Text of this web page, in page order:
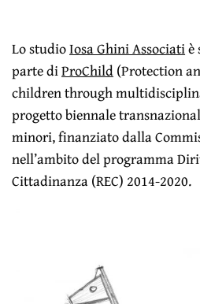
Lo studioIosa Ghini Associatiè
parte diProChild(Protection
children through
progetto biennale
minori, finanziato dalla
nell’ambito del programma
Cittadinanza (REC) 2014-2020.